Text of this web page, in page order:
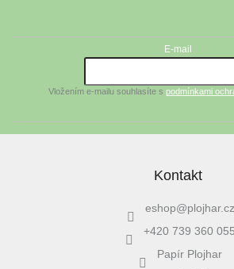
E-mail
Vložením e-mailu souhlasíte s podmínkami
Kontakt
eshop@plojhar.cz
+420 739 360 055
Papír Plojhar